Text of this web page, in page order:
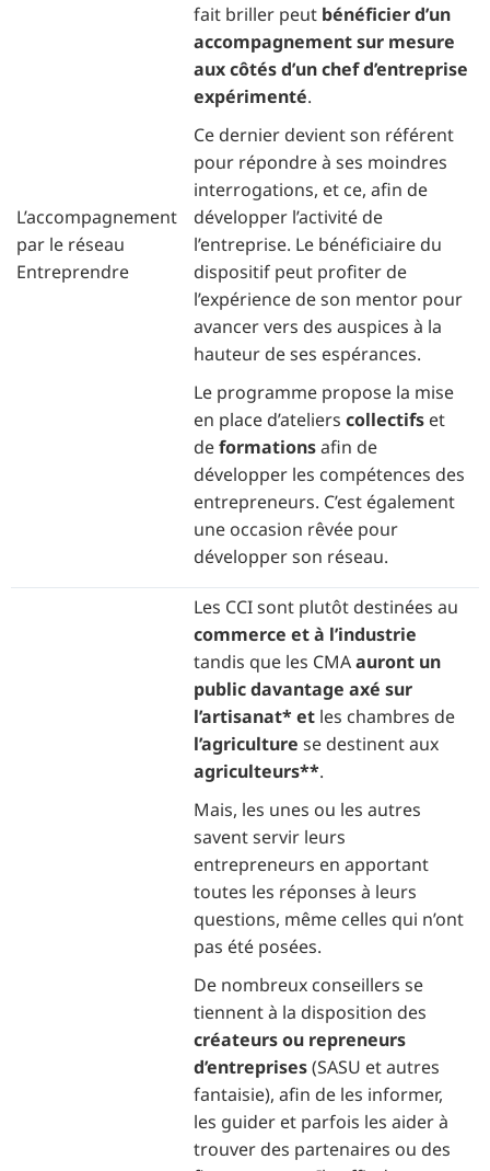
L’accompagnement
par le réseau
Entreprendre
fait briller peut bénéficier d’un
accompagnement sur mesure
aux côtés d’un chef d’entreprise
expérimenté.
Ce dernier devient son référent
pour répondre à ses moindres
interrogations, et ce, afin de
développer l’activité de
l’entreprise. Le bénéficiaire du
dispositif peut profiter de
l’expérience de son mentor pour
avancer vers des auspices à la
hauteur de ses espérances.
Le programme propose la mise
en place d’ateliers collectifs et
deformationsafin de
développer les compétences des
entrepreneurs. C’est également
une occasion rêvée pour
développer son réseau.
Les CCI sont plutôt destinées au
commerce et à l’industrie
tandis que les CMAauront un
public davantage axé sur
l’artisanat* et les chambres de
l’agriculture se destinent aux
agriculteurs**.
Mais, les unes ou les autres
savent servir leurs
entrepreneurs en apportant
toutes les réponses à leurs
questions, même celles qui n’ont
pas été posées.
De nombreux conseillers se
tiennent à la disposition des
créateurs ou repreneurs
d’entreprises(SASU et autres
fantaisie), afin de les informer,
les guider et parfois les aider à
trouver des partenaires ou des